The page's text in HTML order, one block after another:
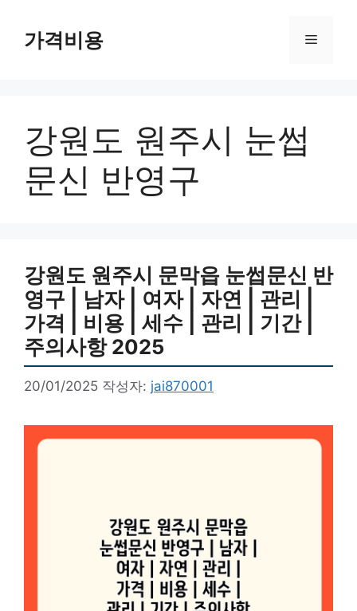
가격비용 메
강원도 원주시 눈썹
문신 반영구
강원도 원주시 문막읍 눈썹문신 반
영구 | 남자 | 여자 | 자연 | 관리 |
가격 | 비용 | 세수 | 관리 | 기간 |
주의사항 2025
20/01/2025 작성자: jai870001